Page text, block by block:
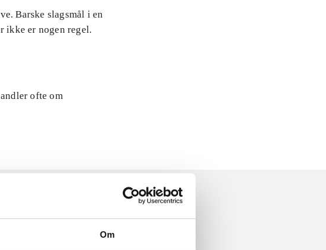
Om
Barske slagsmål i en
ikke er nogen regel.
ofte om